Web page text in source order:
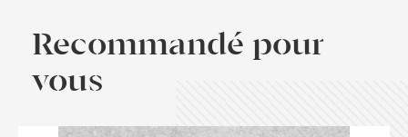
Recommandé pour
vous